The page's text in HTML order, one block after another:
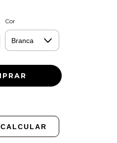
Cor
CALCULAR